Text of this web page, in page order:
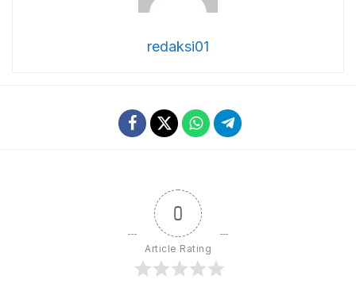
redaksi01
0
Article Rating